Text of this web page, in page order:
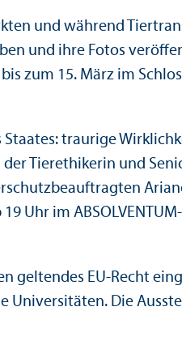
und während
und ihre Fotos
zum 15. März im
Staates: traurige
Tierethikerin und
Uhr im
geltendes EU-Recht
Universitäten. Die